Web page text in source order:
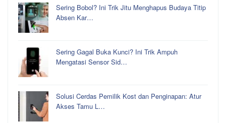
Sering Bobol? Ini Trik Jitu Menghapus Budaya Titip
Absen Kar…
Sering Gagal Buka Kunci? Ini Trik Ampuh
Mengatasi Sensor Sid…
Solusi Cerdas Pemilik Kost dan Penginapan: Atur
Akses Tamu L…